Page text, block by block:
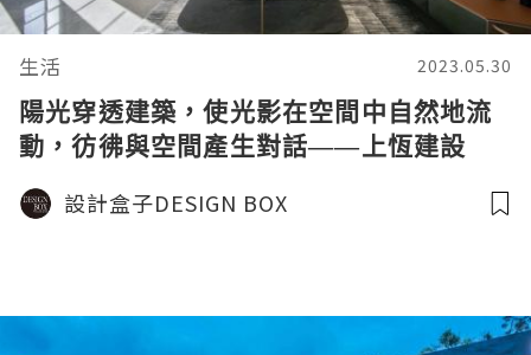
生活 2023.05.30
陽光穿透建築，使光影在空間中自然地流
動，彷彿與空間產生對話——上恆建設
《美的總和》榮獲美國TITAN泰坦地產設
計金獎設計盒子DESIGN BOX